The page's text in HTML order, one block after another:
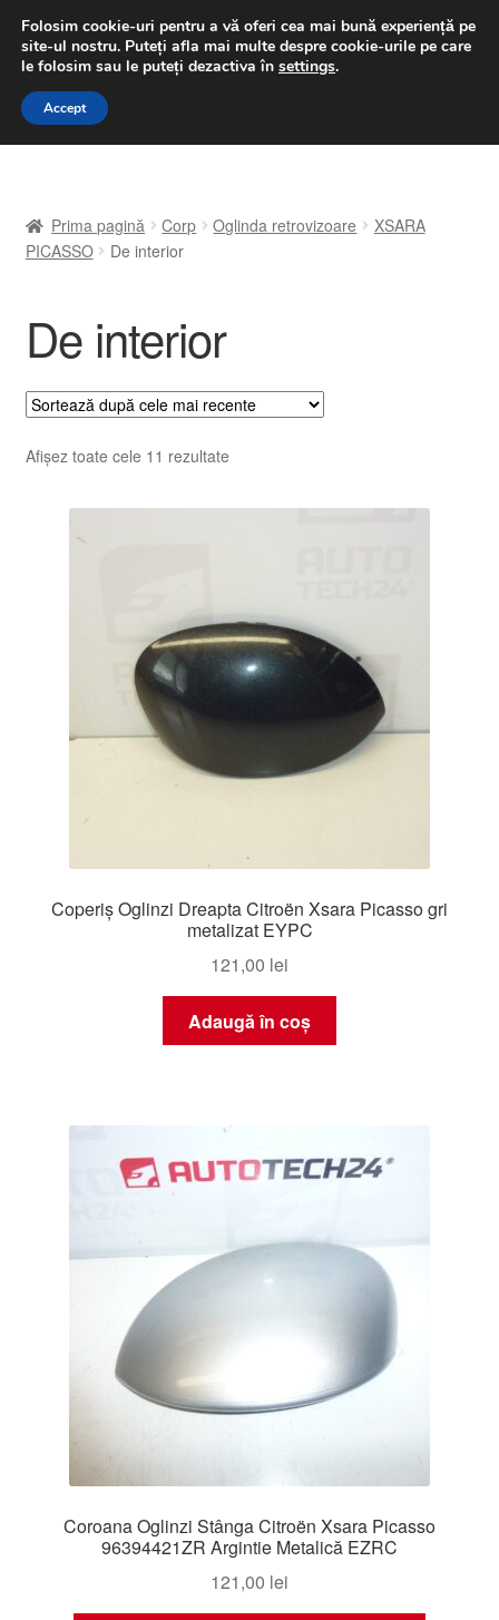
LIVRARE de la 33 lei
luni-vineri 9 a.m. - 4 p.m.031 229 6816
Sari
Sari
A lua legatura
Coș
Despre noi
Livrare
Politică de confidențialitate
Prima pagină Corp Oglinda retrovizoare
XSARA
PICASSO
De interior
De interior
Afișez toate cele 11 rezultateSortat
cele
Coperiș Oglinzi Dreapta Citroën Xsara Picasso gri
metalizat EYPC
121,00 lei
Adaugă în coș
Coroana Oglinzi Stânga Citroën Xsara Picasso
96394421ZR Argintie Metalică EZRC
121,00 lei
Folosim cookie-uri pentru a vă oferi cea mai bună experiență pe
site-ul nostru. Puteți afla mai multe despre cookie-urile pe care
le folosim sau le puteți dezactiva în settings.
Accept